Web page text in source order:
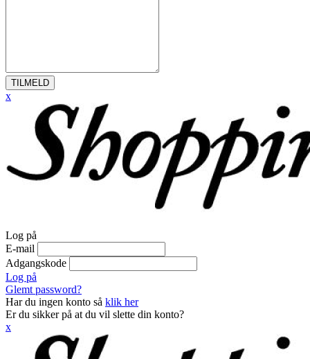
TILMELD
x
Log på
E-mail
Adgangskode
Log på
Glemt password?
Har du ingen konto så klik her
Er du sikker på at du vil slette din konto?
x